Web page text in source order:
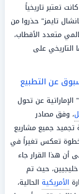
تعتبر تاريخياً
تايمز" حذروا من
متعدد الأقطاب،
التاريخي على
عن التطبيع
عن تحول
، وفق مصادر
تجميد جميع مشاريع
تعكس تغيراً في
أن هذا القرار جاء
حيث تم
الأمريكية الحالية،